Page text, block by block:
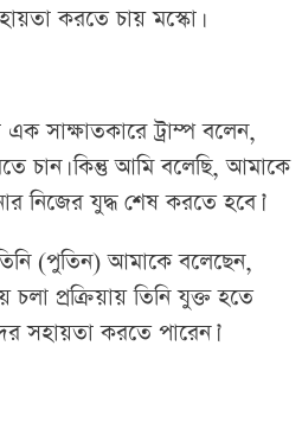
করতে চায় মস্কো।
সাক্ষাতকারে ট্রাম্প বলেন,
চান। কিন্তু আমি বলেছি, আমাকে
নিজের যুদ্ধ শেষ করতে হবে।’
(পুতিন) আমাকে বলেছেন,
প্রক্রিয়ায় তিনি যুক্ত হতে
সহায়তা করতে পারেন।’